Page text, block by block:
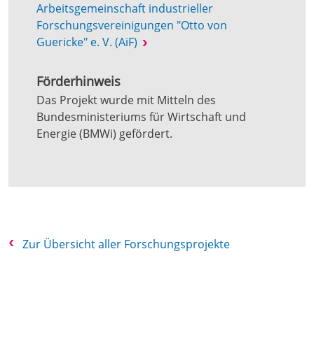
Arbeitsgemeinschaft industrieller
Forschungsvereinigungen "Otto von
Guericke" e. V. (AiF)
Förderhinweis
Das Projekt wurde mit Mitteln des
Bundesministeriums für Wirtschaft und
Energie (BMWi) gefördert.
Zur Übersicht aller Forschungsprojekte